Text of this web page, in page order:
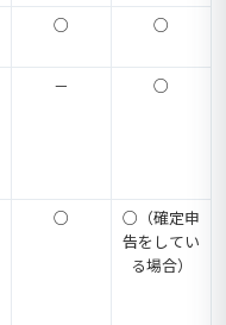
○ ○
－ ○
○
○（確定申
告をしてい
る場合）